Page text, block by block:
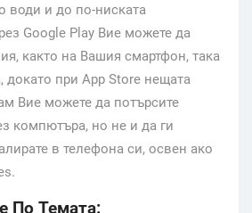
води и до по-ниската
Google Play Вие можете да
както на Вашия смартфон, така
докато при App Store нещата
Вие можете да потърсите
компютъра, но не и да ги
в телефона си, освен ако
По Темата: